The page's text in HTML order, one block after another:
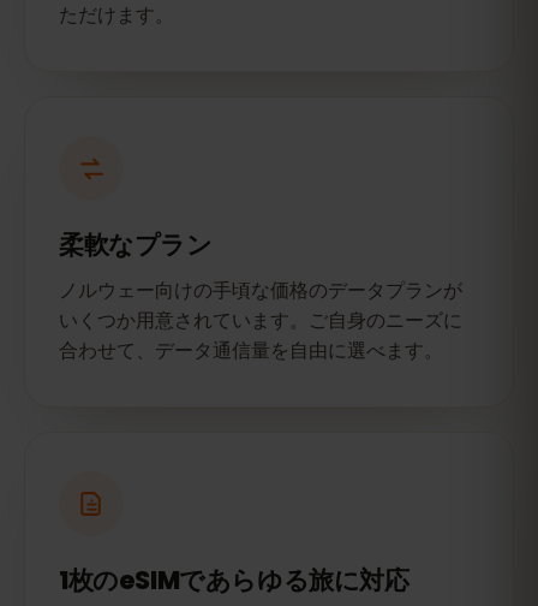
ただけます。
柔軟なプラン
ノルウェー向けの手頃な価格のデータプランが
いくつか用意されています。ご自身のニーズに
合わせて、データ通信量を自由に選べます。
1枚のeSIMであらゆる旅に対応